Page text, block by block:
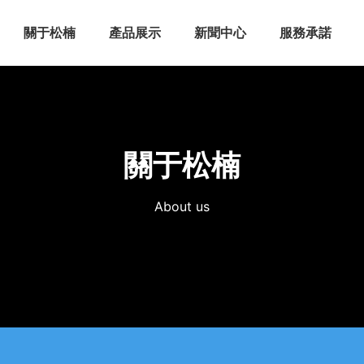
關于松楠 產品展示 新聞中心 服務承諾
關于松楠
About us